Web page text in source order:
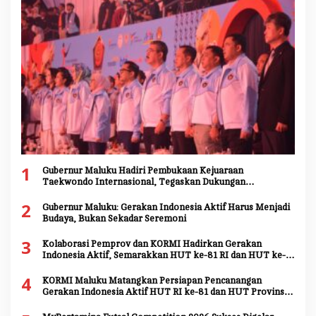
1
Gubernur Maluku Hadiri Pembukaan Kejuaraan
Taekwondo Internasional, Tegaskan Dukungan
2
Gubernur Maluku: Gerakan Indonesia Aktif Harus Menjadi
Budaya, Bukan Sekadar Seremoni
3
Kolaborasi Pemprov dan KORMI Hadirkan Gerakan
Indonesia Aktif, Semarakkan HUT ke-81 RI dan HUT ke-
4
KORMI Maluku Matangkan Persiapan Pencanangan
Gerakan Indonesia Aktif HUT RI ke-81 dan HUT Provinsi